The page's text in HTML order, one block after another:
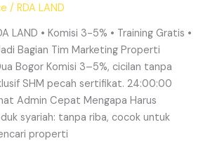
/RDA LAND
LAND • Komisi 3-5% • Training Gratis •
Bagian Tim Marketing Properti
Bogor Komisi 3–5%, cicilan tanpa
SHM pecah sertifikat. 24:00:00
Admin Cepat Mengapa Harus
syariah: tanpa riba, cocok untuk
properti